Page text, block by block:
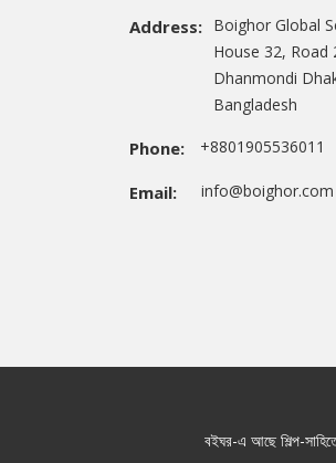
Address: Boighor Global
House 32, Road
Dhanmondi
Bangladesh
Phone: +8801905536011
Email: info@boighor.com
বইঘর-এ আছে শিল্প-